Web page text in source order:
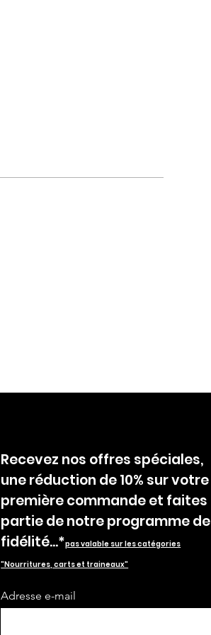
Recevez nos offres spéciales,
une réduction de 10% sur votre
première commande et faites
partie de notre programme de
fidélité...*pas valable sur les catégories
"Nourritures, carts et traineaux"
Adresse e-mail